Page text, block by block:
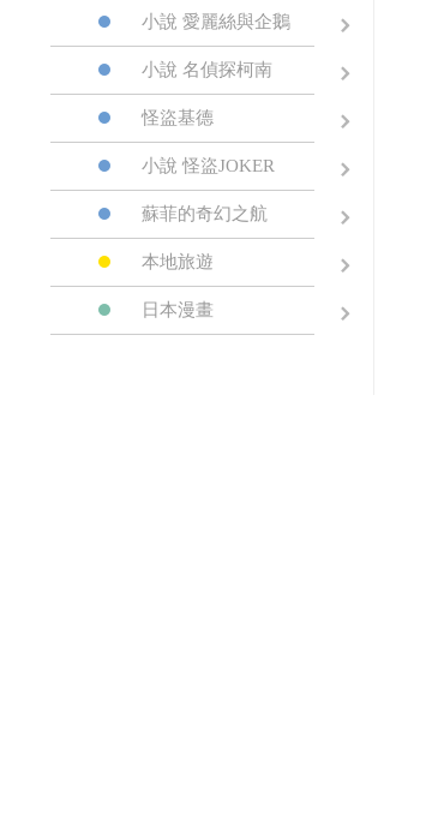
小說 愛麗絲與企鵝
小說 名偵探柯南
怪盜基德
小說 怪盜JOKER
蘇菲的奇幻之航
本地旅遊
日本漫畫